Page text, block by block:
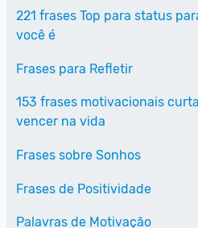
221 frases Top para status
você é
Frases para Refletir
153 frases motivacionais
vencer na vida
Frases sobre Sonhos
Frases de Positividade
Palavras de Motivação